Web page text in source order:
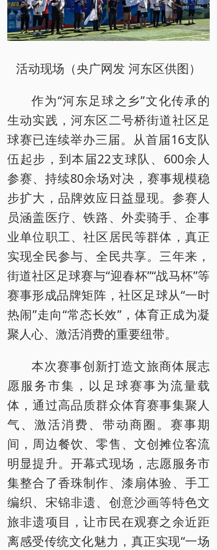
活动现场（央广网发 河东区供图）
作为“河东足球之乡”文化传承的
生动实践，河东区二号桥街道社区足
球赛已连续举办三届。从首届16支队
伍起步，到本届22支球队、600余人
参赛、持续80余场对决，赛事规模稳
步扩大，品牌效应日益显现。参赛人
员涵盖医疗、铁路、外卖骑手、企事
业单位职工、社区居民等群体，真正
实现全民参与、全民共享。三年来，
街道社区足球赛与“迎春杯”“战马杯”等
赛事形成品牌矩阵，社区足球从“一时
热闹”走向“常态长效”，体育正成为凝
聚人心、激活消费的重要纽带。
本次赛事创新打造文旅商体展志
愿服务市集，以足球赛事为流量载
体，通过高品质群众体育赛事集聚人
气、激活消费、带动商圈。赛事期
间，周边餐饮、零售、文创摊位客流
明显提升。开幕式现场，志愿服务市
集整合了香珠制作、漆扇体验、手工
编织、宋锦非遗、创意沙画等特色文
旅非遗项目，让市民在观赛之余近距
离感受传统文化魅力，真正实现“一场